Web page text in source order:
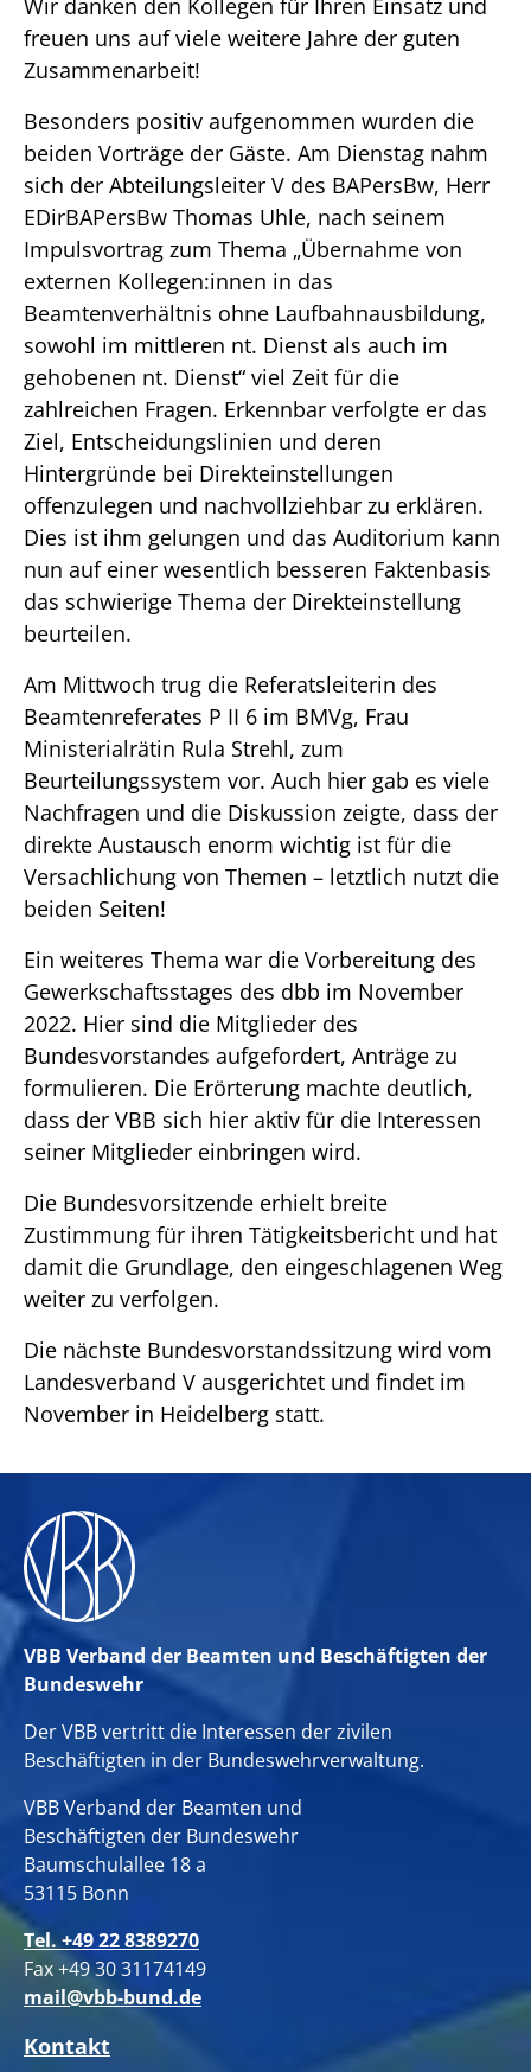
Wir danken den Kollegen für Ihren Einsatz und
freuen uns auf viele weitere Jahre der guten
Zusammenarbeit!
Besonders positiv aufgenommen wurden die
beiden Vorträge der Gäste. Am Dienstag nahm
sich der Abteilungsleiter V des BAPersBw, Herr
EDirBAPersBw Thomas Uhle, nach seinem
Impulsvortrag zum Thema „Übernahme von
externen Kollegen:innen in das
Beamtenverhältnis ohne Laufbahnausbildung,
sowohl im mittleren nt. Dienst als auch im
gehobenen nt. Dienst“ viel Zeit für die
zahlreichen Fragen. Erkennbar verfolgte er das
Ziel, Entscheidungslinien und deren
Hintergründe bei Direkteinstellungen
offenzulegen und nachvollziehbar zu erklären.
Dies ist ihm gelungen und das Auditorium kann
nun auf einer wesentlich besseren Faktenbasis
das schwierige Thema der Direkteinstellung
beurteilen.
Am Mittwoch trug die Referatsleiterin des
Beamtenreferates P II 6 im BMVg, Frau
Ministerialrätin Rula Strehl, zum
Beurteilungssystem vor. Auch hier gab es viele
Nachfragen und die Diskussion zeigte, dass der
direkte Austausch enorm wichtig ist für die
Versachlichung von Themen – letztlich nutzt die
beiden Seiten!
Ein weiteres Thema war die Vorbereitung des
Gewerkschaftsstages des dbb im November
2022. Hier sind die Mitglieder des
Bundesvorstandes aufgefordert, Anträge zu
formulieren. Die Erörterung machte deutlich,
dass der VBB sich hier aktiv für die Interessen
seiner Mitglieder einbringen wird.
Die Bundesvorsitzende erhielt breite
Zustimmung für ihren Tätigkeitsbericht und hat
damit die Grundlage, den eingeschlagenen Weg
weiter zu verfolgen.
Die nächste Bundesvorstandssitzung wird vom
Landesverband V ausgerichtet und findet im
November in Heidelberg statt.
VBB Verband der Beamten und Beschäftigten der
Bundeswehr
Der VBB vertritt die Interessen der zivilen
Beschäftigten in der Bundeswehrverwaltung.
VBB Verband der Beamten und
Beschäftigten der Bundeswehr
Baumschulallee 18 a
53115 Bonn
Tel. +49 22 8389270
Fax +49 30 31174149
mail@vbb-bund.de
Kontakt